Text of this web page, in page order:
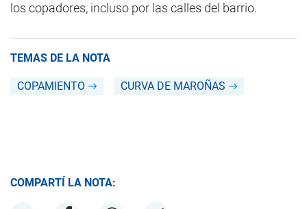
los copadores, incluso por las calles del barrio.
TEMAS DE LA NOTA
COPAMIENTO CURVA DE MAROÑAS
COMPARTÍ LA NOTA: